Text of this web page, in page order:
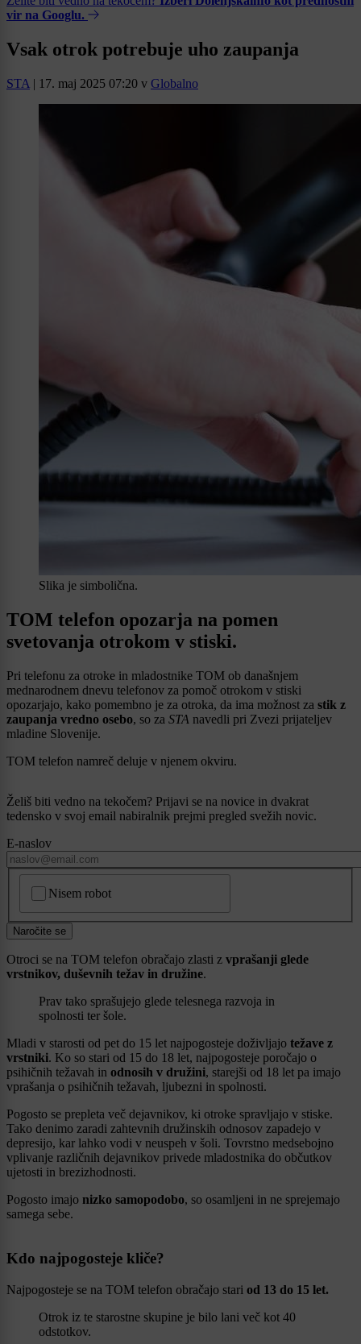
vir na Googlu.
Vsak otrok potrebuje uho zaupanja
STA | 17. maj 2025 07:20 v Globalno
Slika je simbolična.
TOM telefon opozarja na pomen
svetovanja otrokom v stiski.
Pri telefonu za otroke in mladostnike TOM ob današnjem
mednarodnem dnevu telefonov za pomoč otrokom v stiski
opozarjajo, kako pomembno je za otroka, da ima možnost za stik z
zaupanja vredno osebo, so za STA navedli pri Zvezi prijateljev
mladine Slovenije.
TOM telefon namreč deluje v njenem okviru.
Želiš biti vedno na tekočem? Prijavi se na novice in dvakrat
tedensko v svoj email nabiralnik prejmi pregled svežih novic.
E-naslov
Nisem robot
Naročite se
Otroci se na TOM telefon obračajo zlasti z vprašanji glede
vrstnikov, duševnih težav in družine.
Prav tako sprašujejo glede telesnega razvoja in
spolnosti ter šole.
Mladi v starosti od pet do 15 let najpogosteje doživljajo težave z
vrstniki. Ko so stari od 15 do 18 let, najpogosteje poročajo o
psihičnih težavah in odnosih v družini, starejši od 18 let pa imajo
vprašanja o psihičnih težavah, ljubezni in spolnosti.
Pogosto se prepleta več dejavnikov, ki otroke spravljajo v stiske.
Tako denimo zaradi zahtevnih družinskih odnosov zapadejo v
depresijo, kar lahko vodi v neuspeh v šoli. Tovrstno medsebojno
vplivanje različnih dejavnikov privede mladostnika do občutkov
ujetosti in brezizhodnosti.
Pogosto imajo nizko samopodobo, so osamljeni in ne sprejemajo
samega sebe.
Kdo najpogosteje kliče?
Najpogosteje se na TOM telefon obračajo stari od 13 do 15 let.
Otrok iz te starostne skupine je bilo lani več kot 40
odstotkov.